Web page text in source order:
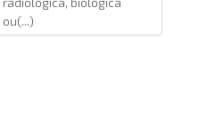
ou(...)